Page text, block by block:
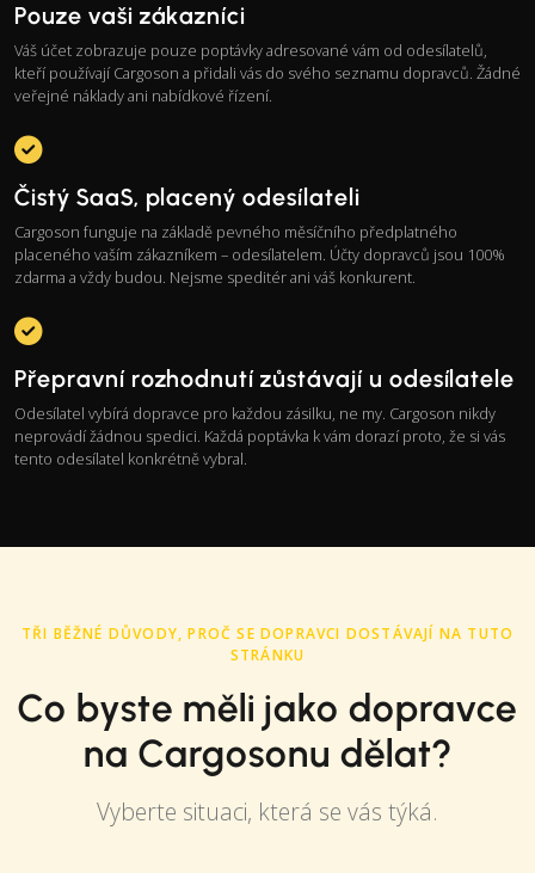
Pouze vaši zákazníci
Váš účet zobrazuje pouze poptávky adresované vám od odesílatelů,
kteří používají Cargoson a přidali vás do svého seznamu dopravců. Žádné
veřejné náklady ani nabídkové řízení.
Čistý SaaS, placený odesílateli
Cargoson funguje na základě pevného měsíčního předplatného
placeného vaším zákazníkem – odesílatelem. Účty dopravců jsou 100%
zdarma a vždy budou. Nejsme speditér ani váš konkurent.
Přepravní rozhodnutí zůstávají u odesílatele
Odesílatel vybírá dopravce pro každou zásilku, ne my. Cargoson nikdy
neprovádí žádnou spedici. Každá poptávka k vám dorazí proto, že si vás
tento odesílatel konkrétně vybral.
TŘI BĚŽNÉ DŮVODY, PROČ SE DOPRAVCI DOSTÁVAJÍ NA TUTO
STRÁNKU
Co byste měli jako dopravce
na Cargosonu dělat?
Vyberte situaci, která se vás týká.